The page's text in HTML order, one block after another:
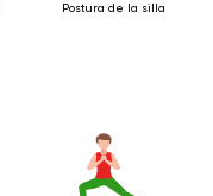
Postura de la silla